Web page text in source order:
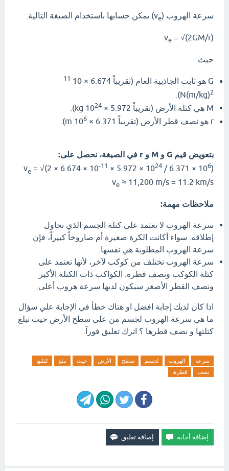
سرعة الهروب (ve ) يمكن حسابها باستخدام الصيغة التالية:
ve = √(2GM/r)
حيث:
G هو ثابت الجاذبية العام (تقريباً 6.674 × 10 -11
N(m/kg)2
).
M هي كتلة الأرض (تقريباً 5.972 × 10
24
r هو نصف قطر الأرض (تقريباً 6.371 × 10
6
بتعويض قيم G و M و r في الصيغة، نحصل على:
ve = √(2 × 6.674 × 10-11 × 5.972 × 1024 / 6.371 × 106)
ve ≈ 11,200 m/s = 11.2 km/s
ملاحظات مهمة:
سرعة الهروب لا تعتمد على كتلة الجسم الذي نحاول
إطلاقه. سواء أكانت الكرة صغيرة أم صاروخاً كبيراً، فإن
سرعة الهروب المطلوبة هي نفسها.
سرعة الهروب تختلف من كوكب لآخر، لأنها تعتمد على
كتلة الكوكب ونصف قطره. الكواكب ذات الكتلة الأكبر
ونصف القطر الأصغر سيكون لديها سرعة هروب أعلى.
اذا كان لديك إجابة افضل او هناك خطأ في الإجابة علي سؤال
ما هي سرعة الهروب لجسم من على سطح الأرض حيث تبلغ
كتلتها و نصف قطرها ؟ اترك تعليق فورآ.
سرعة الهروب لجسم سطح الأرض حيث تبلغ
كتلتها
نصف
قطرها